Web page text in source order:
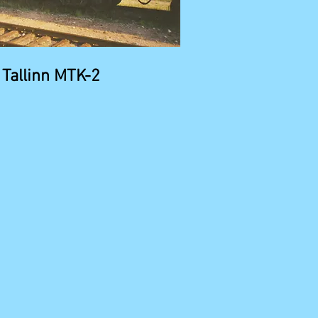
MTK-2